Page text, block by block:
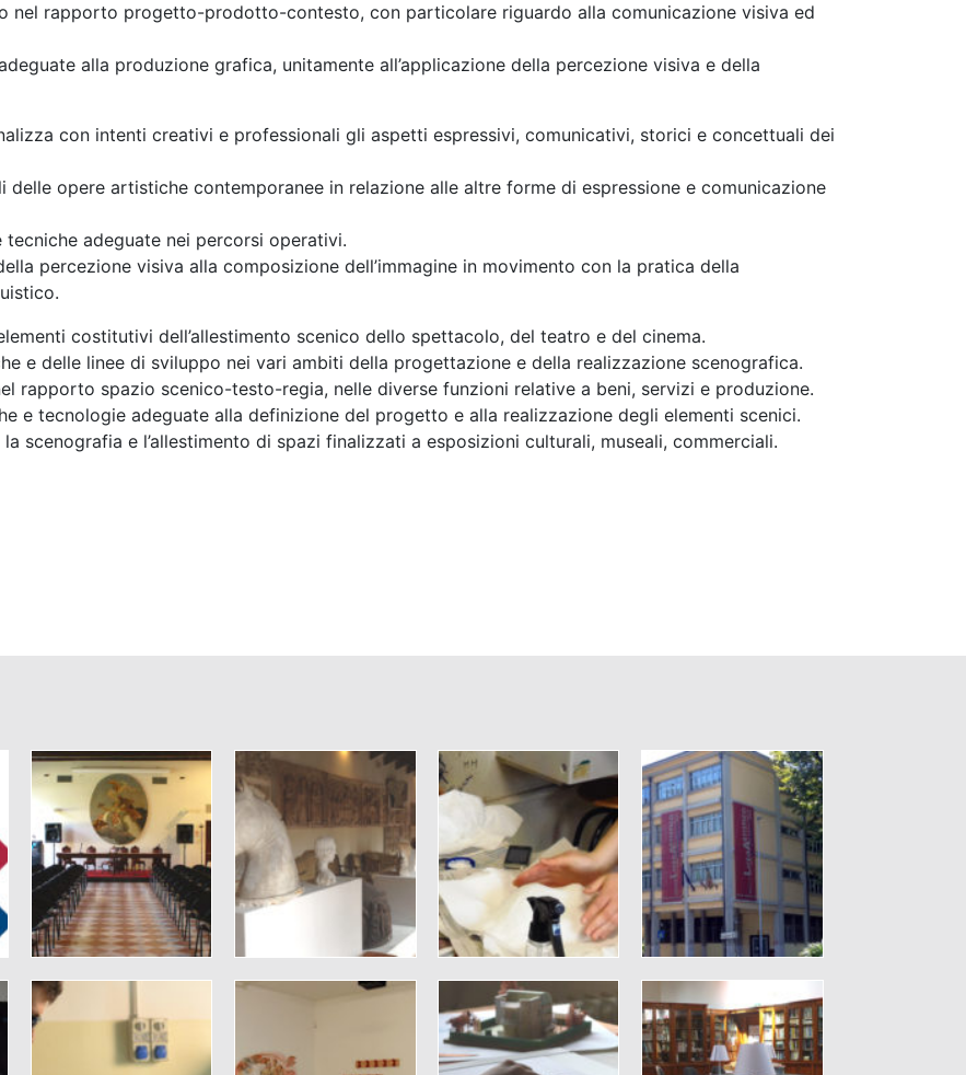
nel rapporto progetto-prodotto-contesto, con particolare riguardo alla comunicazione visiva ed
alla produzione grafica, unitamente all’applicazione della percezione visiva e della
con intenti creativi e professionali gli aspetti espressivi, comunicativi, storici e concettuali dei
opere artistiche contemporanee in relazione alle altre forme di espressione e comunicazione
adeguate nei percorsi operativi.
percezione visiva alla composizione dell’immagine in movimento con la pratica della
costitutivi dell’allestimento scenico dello spettacolo, del teatro e del cinema.
e delle linee di sviluppo nei vari ambiti della progettazione e della realizzazione scenografica.
rapporto spazio scenico-testo-regia, nelle diverse funzioni relative a beni, servizi e produzione.
e tecnologie adeguate alla definizione del progetto e alla realizzazione degli elementi scenici.
scenografia e l’allestimento di spazi finalizzati a esposizioni culturali, museali, commerciali.